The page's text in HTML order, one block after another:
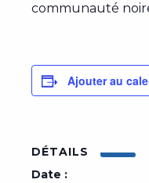
communauté
Ajouter au
DÉTAILS
Date :